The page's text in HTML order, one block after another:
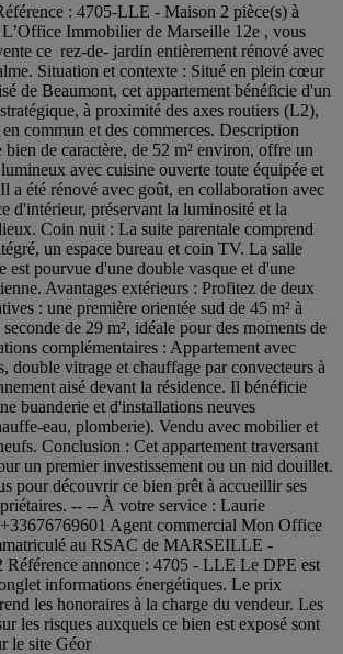
: 4705-LLE - Maison 2 pièce(s) à
Immobilier de Marseille 12e , vous
ce rez-de- jardin entièrement rénové avec
Situation et contexte : Situé en plein cœur
de Beaumont, cet appartement bénéficie d'un
à proximité des axes routiers (L2),
en commun et des commerces. Description
bien de caractère, de 52 m² environ, offre un
avec cuisine ouverte toute équipée et
a été rénové avec goût, en collaboration avec
d'intérieur, préservant la luminosité et la
Coin nuit : La suite parentale comprend
un espace bureau et coin TV. La salle
est pourvue d'une double vasque et d'une
Avantages extérieurs : Profitez de deux
: une première orientée sud de 45 m² à
de 29 m², idéale pour des moments de
complémentaires : Appartement avec
double vitrage et chauffage par convecteurs à
aisé devant la résidence. Il bénéficie
buanderie et d'installations neuves
eau, plomberie). Vendu avec mobilier et
Conclusion : Cet appartement traversant
un premier investissement ou un nid douillet.
pour découvrir ce bien prêt à accueillir ses
-- -- À votre service : Laurie
Agent commercial Mon Office
au RSAC de MARSEILLE -
Référence annonce : 4705 - LLE Le DPE est
informations énergétiques. Le prix
les honoraires à la charge du vendeur. Les
les risques auxquels ce bien est exposé sont
le site Géor